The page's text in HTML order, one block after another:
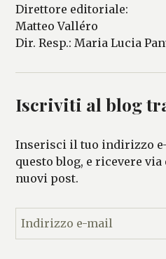
Direttore editoriale:
Matteo Valléro
Dir. Resp.: Maria Lucia
Iscriviti al blog
Inserisci il tuo indirizzo
questo blog, e ricevere
nuovi post.
n